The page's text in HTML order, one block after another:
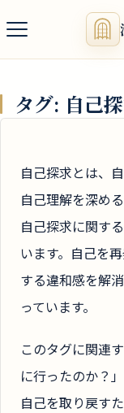
タグ: 自己
自己探求とは、
自己理解を深め
自己探求に関す
います。自己を
する違和感を解
っています。
このタグに関連
に行ったのか？
自己を取り戻す